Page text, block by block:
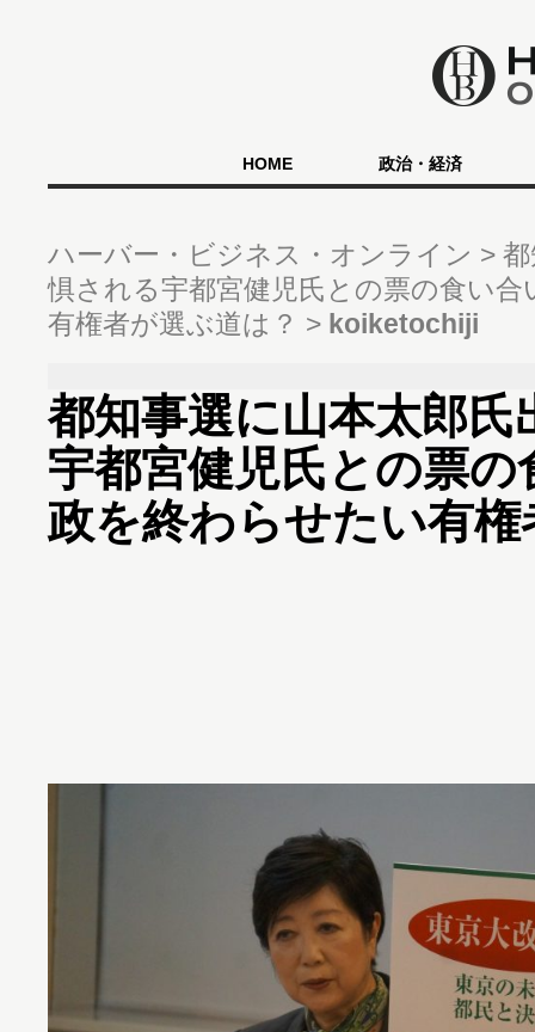
HOME 政治・経済
ハーバー・ビジネス・オンライン
惧される宇都宮健児氏との票の食い
有権者が選ぶ道は？
koiketochiji
都知事選に山本太郎氏
宇都宮健児氏との票
政を終わらせたい有